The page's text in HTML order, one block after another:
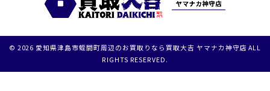
© 2026 愛知県津島市蛭間町周辺のお買取りなら買取大吉 ヤマナカ神守店 ALL
RIGHTS RESERVED.